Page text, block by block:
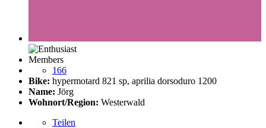
Members
166
Bike: hypermotard 821 sp, aprilia dorsoduro 1200
Name: Jörg
Wohnort/Region: Westerwald
Teilen